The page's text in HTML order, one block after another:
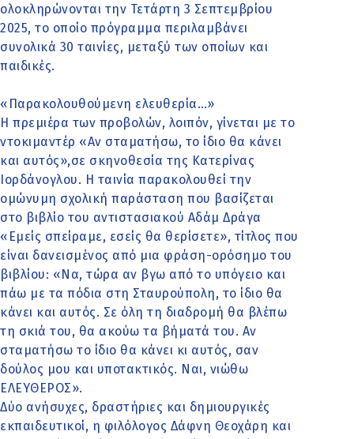
ολοκληρώνονται την Τετάρτη 3 Σεπτεμβρίου
2025, το οποίο πρόγραμμα περιλαμβάνει
συνολικά 30 ταινίες, μεταξύ των οποίων και
παιδικές.
«Παρακολουθούμενη ελευθερία…»
Η πρεμιέρα των προβολών, λοιπόν, γίνεται με το
ντοκιμαντέρ «Αν σταματήσω, το ίδιο θα κάνει
και αυτός»,σε σκηνοθεσία της Κατερίνας
Ιορδάνογλου. Η ταινία παρακολουθεί την
ομώνυμη σχολική παράσταση που βασίζεται
στο βιβλίο του αντιστασιακού Αδάμ Δράγα
«Εμείς σπείραμε, εσείς θα θερίσετε», τίτλος που
είναι δανεισμένος από μια φράση-ορόσημο του
βιβλίου: «Να, τώρα αν βγω από το υπόγειο και
πάω με τα πόδια στη Σταυρούπολη, το ίδιο θα
κάνει και αυτός. Σε όλη τη διαδρομή θα βλέπω
τη σκιά του, θα ακούω τα βήματά του. Αν
σταματήσω το ίδιο θα κάνει κι αυτός, σαν
δούλος μου και υποτακτικός. Ναι, νιώθω
ΕΛΕΥΘΕΡΟΣ».
Δύο ανήσυχες, δραστήριες και δημιουργικές
εκπαιδευτικοί, η φιλόλογος Δάφνη Θεοχάρη και